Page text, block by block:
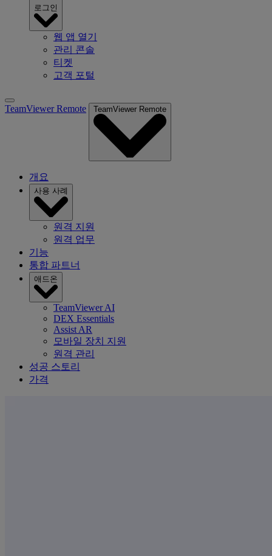
로그인
웹 앱 열기
관리 콘솔
티켓
고객 포털
TeamViewer Remote TeamViewer Remote
개요
사용 사례
원격 지원
원격 업무
기능
통합 파트너
애드온
TeamViewer AI
DEX Essentials
Assist AR
모바일 장치 지원
원격 관리
성공 스토리
가격